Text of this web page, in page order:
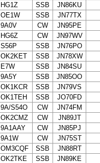
HG1Z SSB
JN86KU
OE1W SSB
JN77TX
9A0V CW
JN95PE
HG6Z CW
JN97WV
S56P SSB
JN76PO
OK2KET SSB
JN78XW
E7W SSB
JN84SU
9A5Y SSB
JN85OO
OK1KCR SSB
JN79VS
OK1TEH SSB
JO70FD
9A/S54O CW
JN74FM
OK2CMZ CW
JN89JT
9A1AAY CW
JN85PJ
9A1W CW
JN75ST
OM3CQF SSB
JN88RT
OK2TKE SSB
JN89KE